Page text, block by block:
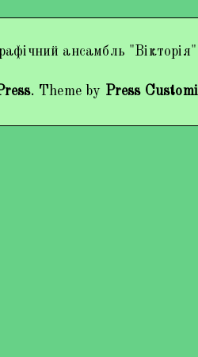
ансамбль
. Theme by Press